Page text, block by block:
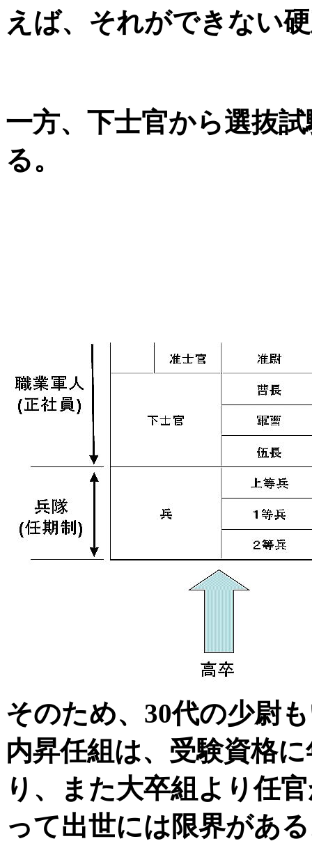
えば、それができない
一方、下士官から選抜
る。
そのため、30代の少尉
内昇任組は、受験資格
り、また大卒組より任
って出世には限界があ